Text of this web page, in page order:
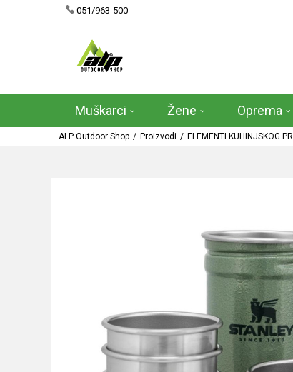
051/963-500
Muškarci Žene Oprema
ALP Outdoor Shop Proizvodi ELEMENTI KUHINJSKOG